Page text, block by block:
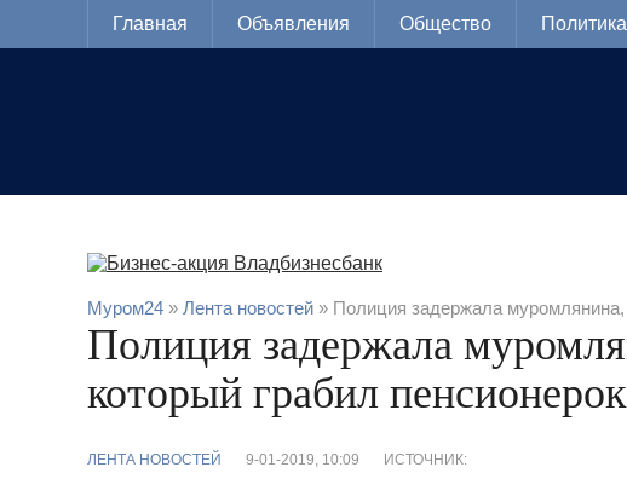
Главная Объявления Общество Политика
Муром24 » Лента новостей » Полиция задержала муромлянина,
Полиция задержала
который грабил пенсионерок
ЛЕНТА НОВОСТЕЙ 9-01-2019, 10:09 ИСТОЧНИК: